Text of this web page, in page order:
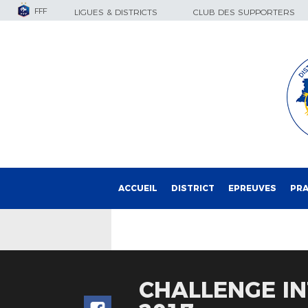
FFF LIGUES & DISTRICTS CLUB DES SUPPORTERS
ACCUEIL DISTRICT EPREUVES
CHALLENGE